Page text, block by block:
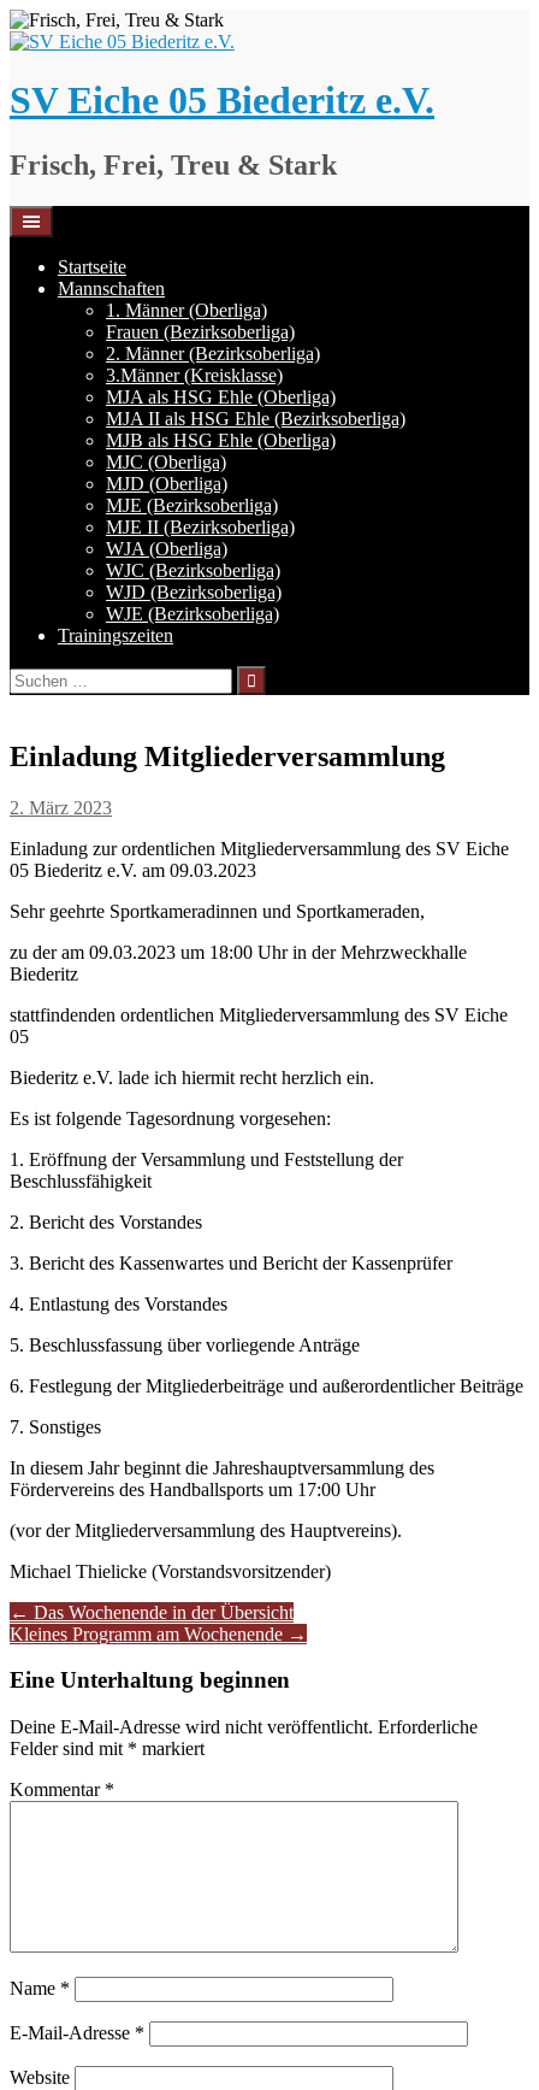
Springe
zum
SV Eiche 05 Biederitz e.V.
Frisch, Frei, Treu & Stark
Startseite
Mannschaften
1. Männer (Oberliga)
Frauen (Bezirksoberliga)
2. Männer (Bezirksoberliga)
3.Männer (Kreisklasse)
MJA als HSG Ehle (Oberliga)
MJA II als HSG Ehle (Bezirksoberliga)
MJB als HSG Ehle (Oberliga)
MJC (Oberliga)
MJD (Oberliga)
MJE (Bezirksoberliga)
MJE II (Bezirksoberliga)
WJA (Oberliga)
WJC (Bezirksoberliga)
WJD (Bezirksoberliga)
WJE (Bezirksoberliga)
Trainingszeiten
Suchen
nach:
Einladung Mitgliederversammlung
2. März 2023
Einladung zur ordentlichen Mitgliederversammlung des SV Eiche
05 Biederitz e.V. am 09.03.2023
Sehr geehrte Sportkameradinnen und Sportkameraden,
zu deram 09.03.2023 um 18:00 Uhr in der Mehrzweckhalle
Biederitz
stattfindenden ordentlichen Mitgliederversammlung des SV Eiche
05
Biederitz e.V. lade ich hiermit recht herzlich ein.
Es ist folgende Tagesordnung vorgesehen:
1. Eröffnung der Versammlung und Feststellung der
Beschlussfähigkeit
2. Bericht des Vorstandes
3. Bericht des Kassenwartes und Bericht der Kassenprüfer
4. Entlastung des Vorstandes
5. Beschlussfassung über vorliegende Anträge
6. Festlegung der Mitgliederbeiträge und außerordentlicher Beiträge
7. Sonstiges
In diesem Jahr beginnt die Jahreshauptversammlung des
Fördervereins des Handballsports um 17:00 Uhr
(vor der Mitgliederversammlung des Hauptvereins).
Michael Thielicke (Vorstandsvorsitzender)
Artikel-
Navigation
← Das Wochenende in der Übersicht
Kleines Programm am Wochenende →
Eine Unterhaltung beginnen
Deine E-Mail-Adresse wird nicht veröffentlicht. Erforderliche
Felder sind mit * markiert
Kommentar *
Name *
E-Mail-Adresse *
Website